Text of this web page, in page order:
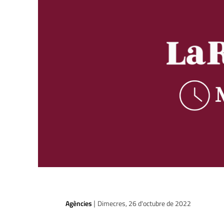
Agències | Dimecres, 26 d'octubre de 2022